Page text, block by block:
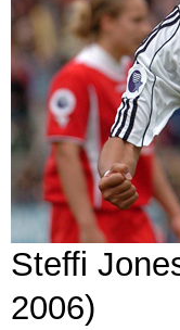
Steffi
2006)